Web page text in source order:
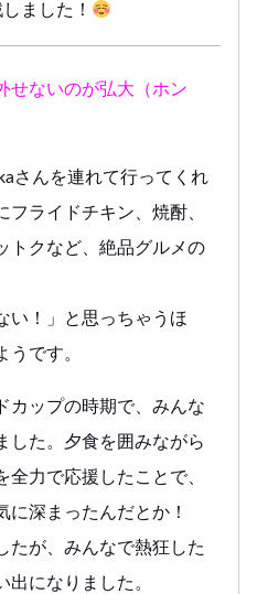
ました！
せないのが弘大（ホン
さんを連れて行ってくれ
ライドチキン、焼酎、
トクなど、絶品グルメの
い！」と思っちゃうほ
うです。
カップの時期で、みんな
した。夕食を囲みながら
力で応援したことで、
に深まったんだとか！
たが、みんなで熱狂した
出になりました。